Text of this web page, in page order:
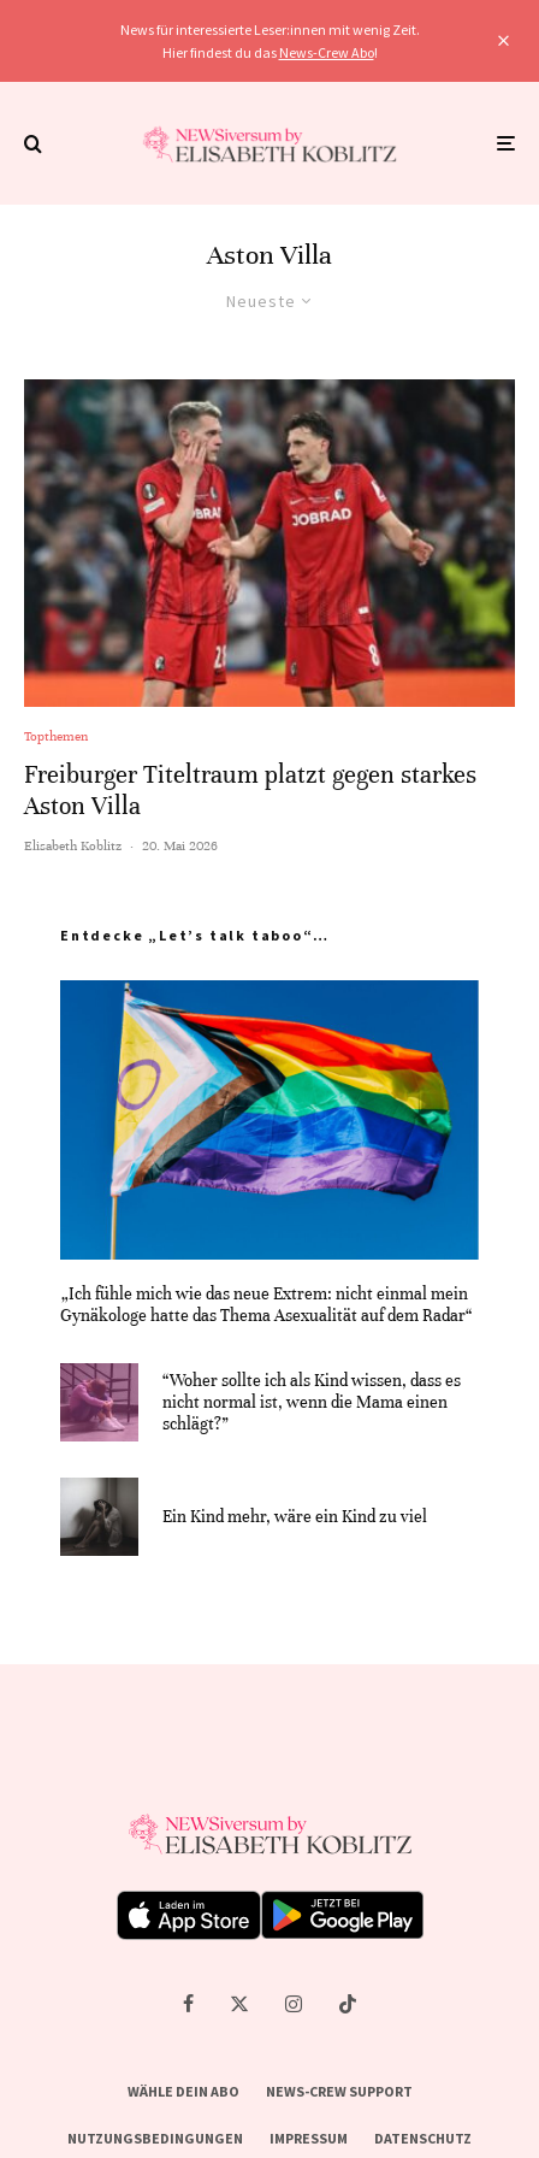
News für interessierte Leser:innen mit wenig Zeit.
Hier findest du das News-Crew Abo!
Aston Villa
Neueste
Topthemen
Freiburger Titeltraum platzt gegen starkes
Aston Villa
Elisabeth Koblitz · 20. Mai 2026
Entdecke „Let’s talk taboo“…
„Ich fühle mich wie das neue Extrem: nicht einmal mein
Gynäkologe hatte das Thema Asexualität auf dem Radar“
“Woher sollte ich als Kind wissen, dass es
nicht normal ist, wenn die Mama einen
schlägt?”
Ein Kind mehr, wäre ein Kind zu viel
WÄHLE DEIN ABO NEWS-CREW SUPPORT
NUTZUNGSBEDINGUNGEN IMPRESSUM DATENSCHUTZ